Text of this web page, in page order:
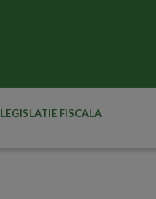
LEGISLATIE FISCALA